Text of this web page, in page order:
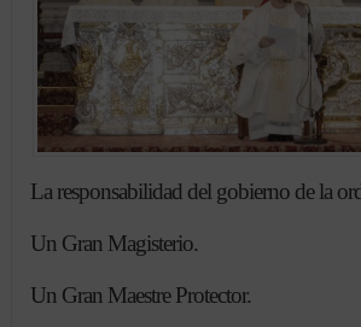
La responsabilidad del gobierno de la
Un Gran Magisterio.
Un Gran Maestre Protector.